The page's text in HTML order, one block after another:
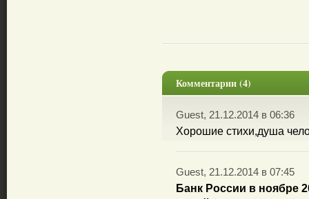
Комментарии (4)
Guest, 21.12.2014 в 06:36
Хорошие стихи,душа
Guest, 21.12.2014 в 07:45
Банк России в ноябре